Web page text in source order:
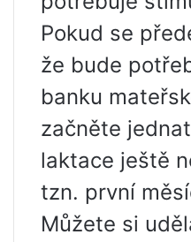
Pokud se
že bude
banku
začněte
laktace ještě
tzn. první
Můžete si